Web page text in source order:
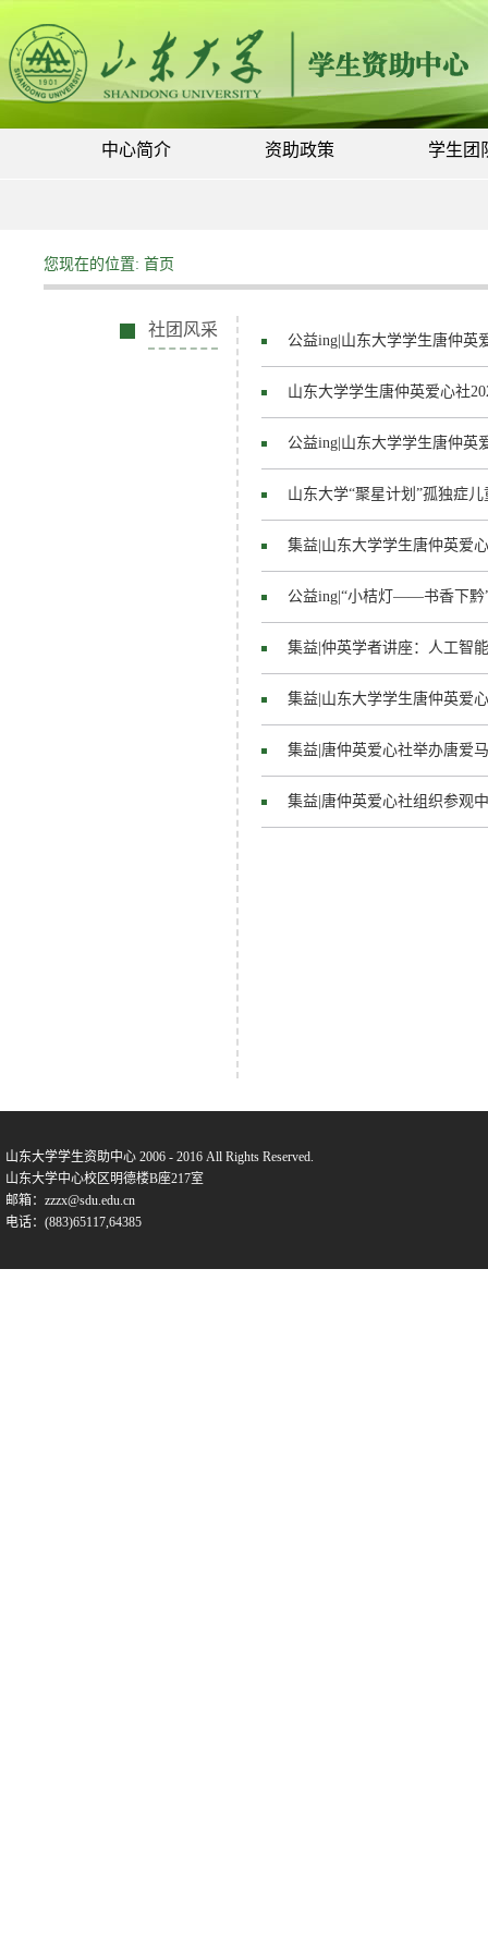
中心简介 资助政策 学生团
您现在的位置: 首页
社团风采
公益ing|山东大学学生唐仲英
山东大学学生唐仲英爱心社
公益ing|山东大学学生唐仲英
山东大学“聚星计划”孤独症
集益|山东大学学生唐仲英爱
公益ing|“小桔灯——书香下黔
集益|仲英学者讲座：人工智
集益|山东大学学生唐仲英爱
集益|唐仲英爱心社举办唐爱
集益|唐仲英爱心社组织参观
山东大学学生资助中心 2006 - 2016 All Rights Reserved.
山东大学中心校区明德楼B座217室
邮箱：zzzx@sdu.edu.cn
电话：(883)65117,64385